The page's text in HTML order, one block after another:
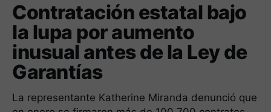
Contratación estatal bajo
la lupa por aumento
inusual antes de la Ley de
Garantías
La representante Katherine Miranda denunció que